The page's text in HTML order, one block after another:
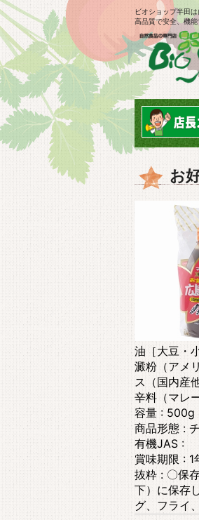
ビオショップ半田
高品質で安全、機能
お
油［大豆・
澱粉（アメ
ス（国内産
辛料（マレ
容量 : 500g
商品形態 :
有機JAS :
賞味期限 : 1
抜粋 : 〇保
下）に保存
グ、フライ